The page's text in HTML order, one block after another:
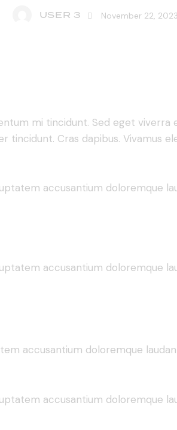
USER 3 November 22, 2023
mi tincidunt. Sed eget viverra
tincidunt. Cras dapibus. Vivamus
accusantium doloremque
accusantium doloremque
accusantium doloremque
accusantium doloremque